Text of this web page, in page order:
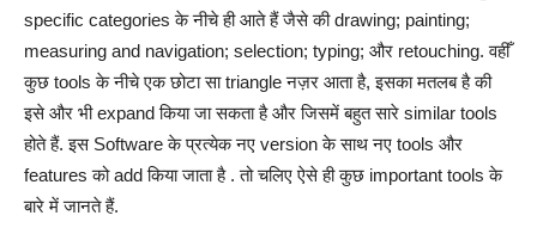
specific categories के नीचे ही आते हैं जैसे की drawing; painting;
measuring and navigation; selection; typing; और retouching. वहीँ
कुछ tools के नीचे एक छोटा सा triangle नज़र आता है, इसका मतलब है की
इसे और भी expand किया जा सकता है और जिसमें बहुत सारे similar tools
होते हैं. इस Software के प्रत्येक नए version के साथ नए tools और
features को add किया जाता है . तो चलिए ऐसे ही कुछ important tools के
बारे में जानते हैं.